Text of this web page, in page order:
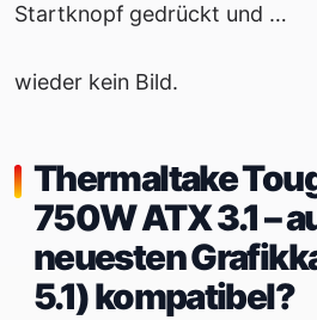
Startknopf gedrückt und …
wieder kein Bild.
Thermaltake
750W ATX 3.1 –
neuesten
5.1) kompatibel?